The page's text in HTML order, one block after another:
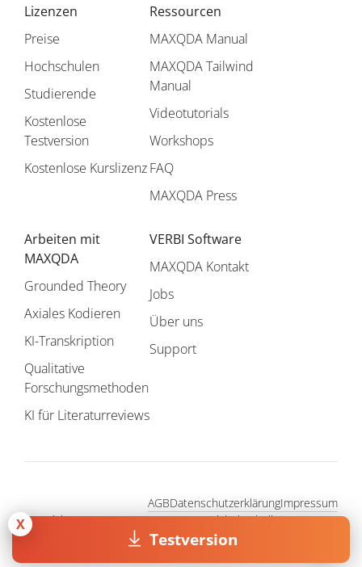
Testversion
X
Lizenzen
Preise
Hochschulen
Studierende
Kostenlose
Testversion
Kostenlose Kurslizenz
Ressourcen
MAXQDA Manual
MAXQDA Tailwind
Manual
Videotutorials
Workshops
FAQ
MAXQDA Press
Arbeiten mit
MAXQDA
Grounded Theory
Axiales Kodieren
KI-Transkription
Qualitative
Forschungsmethoden
KI für Literaturreviews
VERBI Software
MAXQDA Kontakt
Jobs
Über uns
Support
Copyright © 1995 - 2026, MAXQDA - Vertrieb durch die VERBI
GmbH. Alle Rechte vorbehalten.
Impressum
Datenschutzerklärung
AGB